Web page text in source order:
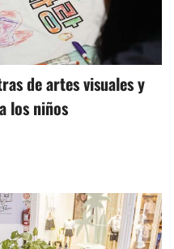
de artes visuales y
los niños